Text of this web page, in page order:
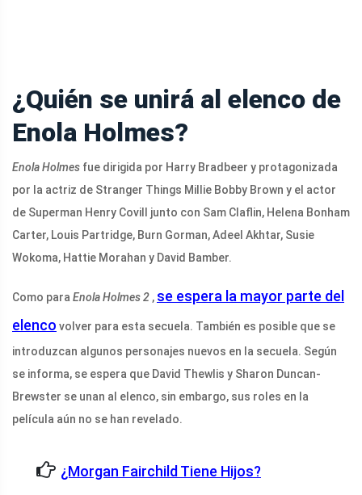
¿Quién se unirá al elenco de
Enola Holmes?
Enola Holmes fue dirigida por Harry Bradbeer y protagonizada
por la actriz de Stranger Things Millie Bobby Brown y el actor
de Superman Henry Covill junto con Sam Claflin, Helena Bonham
Carter, Louis Partridge, Burn Gorman, Adeel Akhtar, Susie
Wokoma, Hattie Morahan y David Bamber.
Como para Enola Holmes 2 , se espera la mayor parte del
elenco volver para esta secuela. También es posible que se
introduzcan algunos personajes nuevos en la secuela. Según
se informa, se espera que David Thewlis y Sharon Duncan-
Brewster se unan al elenco, sin embargo, sus roles en la
película aún no se han revelado.
¿Morgan Fairchild Tiene Hijos?